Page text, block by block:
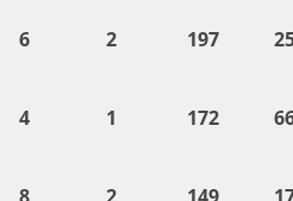
6 2 197
4 1 172
8 2 149